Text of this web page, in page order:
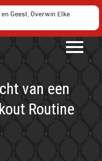
Geest, Overwin Elke
van een
Routine